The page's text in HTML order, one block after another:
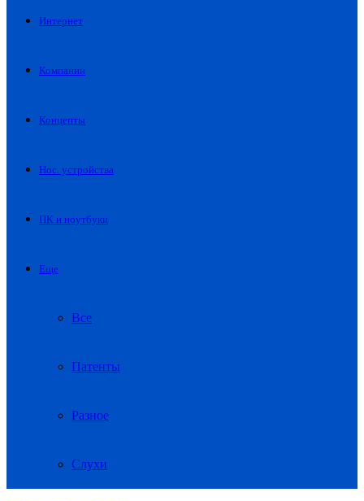
Интернет
Компании
Концепты
Нос. устройства
ПК и ноутбуки
Еще
Все
Патенты
Разное
Слухи